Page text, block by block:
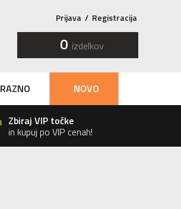
Prijava / Registracija
0 izdelkov
RAZNO NOVO
Zbiraj VIP točke
in kupuj po VIP cenah!